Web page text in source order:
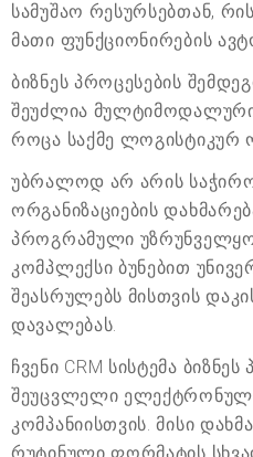
სამუშაო რესურსებთან,
მათი ფუნქციონირების
ბიზნეს პროცესების
შეუძლია
როცა საქმე ლოგისტიკურ
უბრალოდ არ არის საჭირო
ორგანიზაციების
პროგრამული
კომპლექსი ბუნებით
შეასრულებს მისთვის
დავალებას.
ჩვენი CRM სისტემა
შეუცვლელი
კომპანიისთვის. მისი